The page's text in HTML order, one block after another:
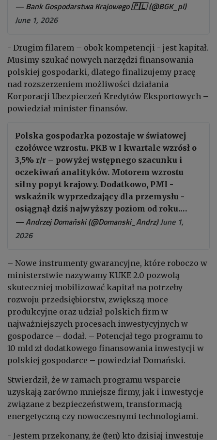
— Bank Gospodarstwa Krajowego 🇵🇱 (@BGK_pl)
June 1, 2026
- Drugim filarem – obok kompetencji - jest kapitał.
Musimy szukać nowych narzędzi finansowania
polskiej gospodarki, dlatego finalizujemy pracę
nad rozszerzeniem możliwości działania
Korporacji Ubezpieczeń Kredytów Eksportowych –
powiedział minister finansów.
Polska gospodarka pozostaje w światowej
czołówce wzrostu. PKB w I kwartale wzrósł o
3,5% r/r – powyżej wstępnego szacunku i
oczekiwań analityków. Motorem wzrostu
silny popyt krajowy. Dodatkowo, PMI -
wskaźnik wyprzedzający dla przemysłu -
osiągnął dziś najwyższy poziom od roku.…
— Andrzej Domański (@Domanski_Andrz)June 1,
2026
– Nowe instrumenty gwarancyjne, które roboczo w
ministerstwie nazywamy KUKE 2.0 pozwolą
skuteczniej mobilizować kapitał na potrzeby
rozwoju przedsiębiorstw, zwiększą moce
produkcyjne oraz udział polskich firm w
najważniejszych procesach inwestycyjnych w
gospodarce – dodał. – Potencjał tego programu to
10 mld zł dodatkowego finansowania inwestycji w
polskiej gospodarce – powiedział Domański.
Stwierdził, że w ramach programu wsparcie
uzyskają zarówno mniejsze firmy, jak i inwestycje
związane z bezpieczeństwem, transformacją
energetyczną czy nowoczesnymi technologiami.
- Jestem przekonany, że (ten) kto dzisiaj inwestuje